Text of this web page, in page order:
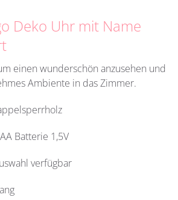
Deko Uhr mit Name
einen wunderschön anzusehen und
Ambiente in das Zimmer.
Batterie 1,5V
verfügbar